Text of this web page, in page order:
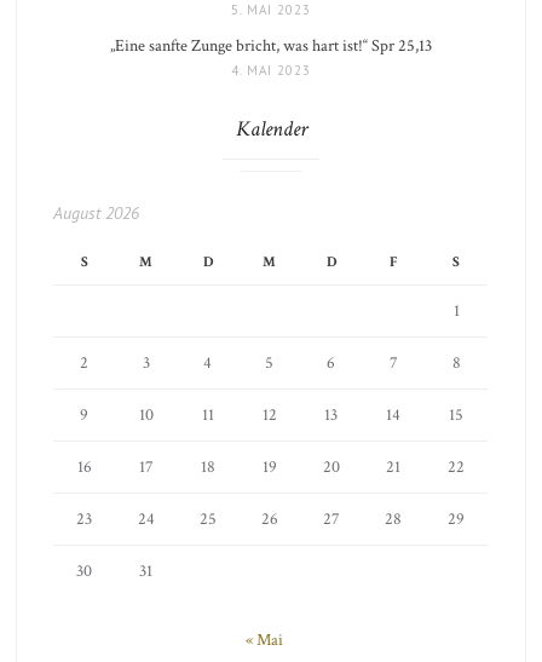
5. MAI 2023
„Eine sanfte Zunge bricht, was hart ist!“ Spr 25,13
4. MAI 2023
Kalender
August 2026
S M D M D F S
1
2 3 4 5 6 7 8
9 10 11 12 13 14 15
16 17 18 19 20 21 22
23 24 25 26 27 28 29
30 31
« Mai